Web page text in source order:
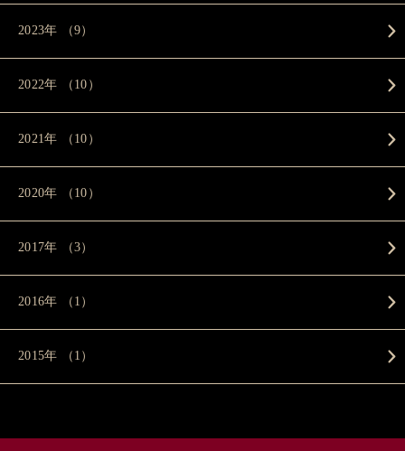
2023年 （9）
2022年 （10）
2021年 （10）
2020年 （10）
2017年 （3）
2016年 （1）
2015年 （1）